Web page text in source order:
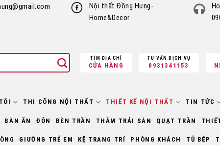
Nội thất Đồng Hưng-
Home&Decor
TÌM ĐỊA CHỈ
CỬA HÀNG
TƯ VẤN DỊCH VỤ
0931341153
THI CÔNG NỘI THẤT THIẾT KẾ NỘI THẤT TIN TỨC
BÀN ĂN ĐÔN ĐÈN TRẦN THẢM TRẢI SÀN QUẠT TRẦN
GIƯỜNG TRẺ EM KỆ TRANG TRÍ PHÒNG KHÁCH TỦ BẾP